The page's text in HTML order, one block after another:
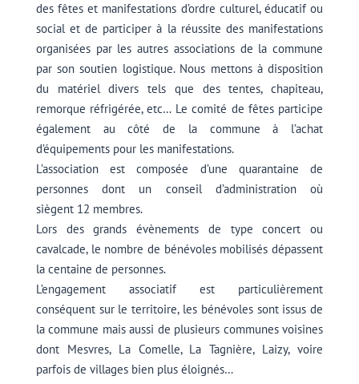
des fêtes et manifestations d’ordre culturel, éducatif ou
social et de participer à la réussite des manifestations
organisées par les autres associations de la commune
par son soutien logistique. Nous mettons à disposition
du matériel divers tels que des tentes, chapiteau,
remorque réfrigérée, etc… Le comité de fêtes participe
également au côté de la commune à l’achat
d’équipements pour les manifestations.
L’association est composée d’une quarantaine de
personnes dont un conseil d’administration où
siègent 12 membres.
Lors des grands évènements de type concert ou
cavalcade, le nombre de bénévoles mobilisés dépassent
la centaine de personnes.
L’engagement associatif est particulièrement
conséquent sur le territoire, les bénévoles sont issus de
la commune mais aussi de plusieurs communes voisines
dont Mesvres, La Comelle, La Tagnière, Laizy, voire
parfois de villages bien plus éloignés…